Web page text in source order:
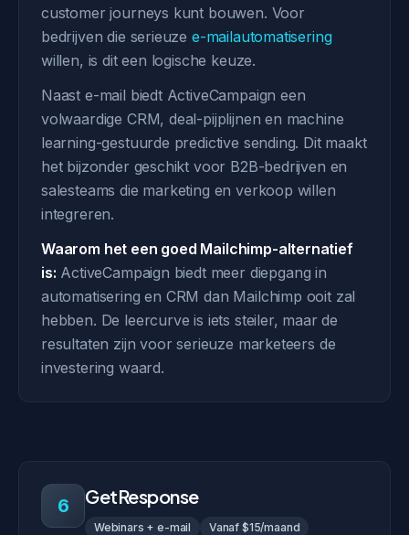
customer journeys kunt bouwen. Voor
bedrijven die serieuze e-mailautomatisering
willen, is dit een logische keuze.
Naast e-mail biedt ActiveCampaign een
volwaardige CRM, deal-pijplijnen en machine
learning-gestuurde predictive sending. Dit maakt
het bijzonder geschikt voor B2B-bedrijven en
salesteams die marketing en verkoop willen
integreren.
Waarom het een goed Mailchimp-alternatief
is: ActiveCampaign biedt meer diepgang in
automatisering en CRM dan Mailchimp ooit zal
hebben. De leercurve is iets steiler, maar de
resultaten zijn voor serieuze marketeers de
investering waard.
6 GetResponse
Webinars + e-mail Vanaf $15/maand